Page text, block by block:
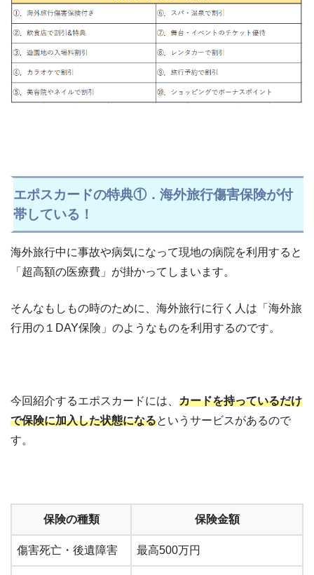
エポスカードの特典①．海外旅行傷害保険が付
帯している！
海外旅行中に事故や病気になって現地の病院を利用すると
「超高額の医療費」が掛かってしまいます。
そんなもしもの時のために、海外旅行に行く人は「海外旅
行用の１DAY保険」のようなものを利用するのです。
今回紹介するエポスカードには、 カードを持っているだけ
で保険に加入した状態になるというサービスがあるので
す。
保険の種類 保険金額
傷害死亡・後遺障害 最高500万円